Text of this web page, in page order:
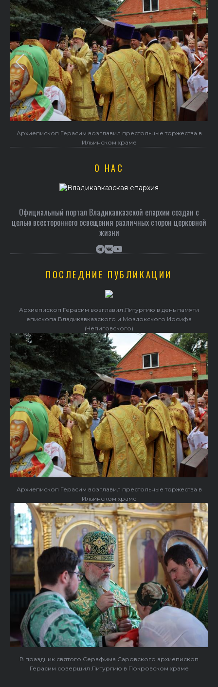
В праздник святого Серафима Саровского архиепископ
Герасим совершил Литургию в Покровском храме
О НАС
Официальный портал Владикавказской епархии создан c
целью всестороннего освещения различных сторон церковной
жизни
ПОСЛЕДНИЕ ПУБЛИКАЦИИ
Архиепископ Герасим возглавил Литургию в день памяти
епископа Владикавказского и Моздокского Иосифа
(Чепиговского)
Архиепископ Герасим возглавил престольные торжества в
Ильинском храме
В праздник святого Серафима Саровского архиепископ
Герасим совершил Литургию в Покровском храме